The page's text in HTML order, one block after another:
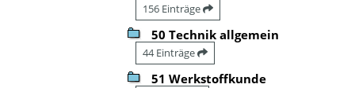
156 Einträge
50 Technik allgemein
44 Einträge
51 Werkstoffkunde